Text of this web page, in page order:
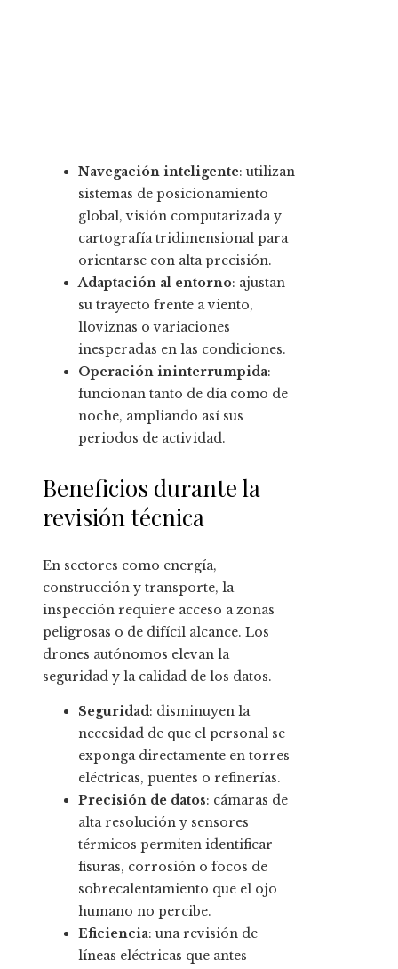
Navegación inteligente: utilizan
sistemas de posicionamiento
global, visión computarizada y
cartografía tridimensional para
orientarse con alta precisión.
Adaptación al entorno: ajustan
su trayecto frente a viento,
lloviznas o variaciones
inesperadas en las condiciones.
Operación ininterrumpida:
funcionan tanto de día como de
noche, ampliando así sus
periodos de actividad.
Beneficios durante la
revisión técnica
En sectores como energía,
construcción y transporte, la
inspección requiere acceso a zonas
peligrosas o de difícil alcance. Los
drones autónomos elevan la
seguridad y la calidad de los datos.
Seguridad: disminuyen la
necesidad de que el personal se
exponga directamente en torres
eléctricas, puentes o refinerías.
Precisión de datos: cámaras de
alta resolución y sensores
térmicos permiten identificar
fisuras, corrosión o focos de
sobrecalentamiento que el ojo
humano no percibe.
Eficiencia: una revisión de
líneas eléctricas que antes